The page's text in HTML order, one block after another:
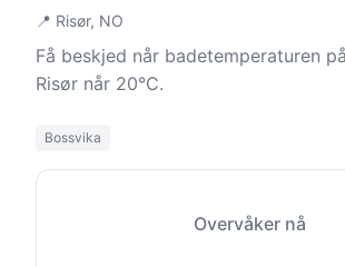
📍 Risør, NO
Få beskjed når badetemperaturen
Risør når 20°C.
Bossvika
Overvåker nå